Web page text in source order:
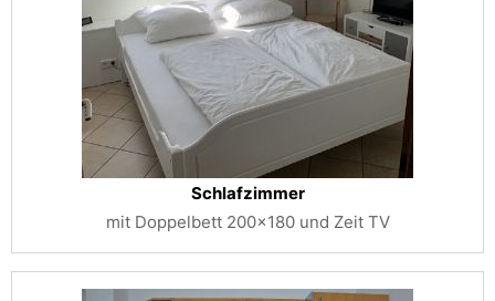
Schlafzimmer
mit Doppelbett 200x180 und Zeit TV